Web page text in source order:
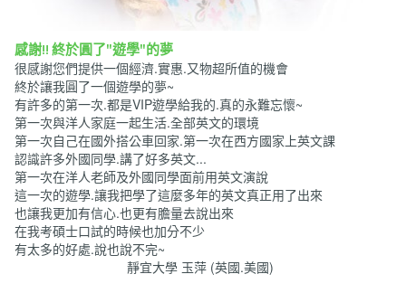
感謝!! 終於圓了"遊學"的夢
很感謝您們提供一個經濟.實惠.又物超所值的機會
終於讓我圓了一個遊學的夢~
有許多的第一次.都是VIP遊學給我的.真的永難忘懷~
第一次與洋人家庭一起生活.全部英文的環境
第一次自己在國外搭公車回家.第一次在西方國家上英文課
認識許多外國同學.講了好多英文...
第一次在洋人老師及外國同學面前用英文演說
這一次的遊學.讓我把學了這麼多年的英文真正用了出來
也讓我更加有信心.也更有膽量去說出來
在我考碩士口試的時候也加分不少
有太多的好處.說也說不完~
靜宜大學 玉萍 (英國.美國)